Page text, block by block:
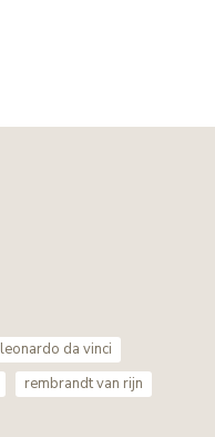
leonardo da vinci
rembrandt van rijn